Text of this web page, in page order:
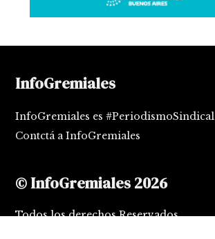
InfoGremiales
InfoGremiales es #PeriodismoSindical
Contctá a InfoGremiales
© InfoGremiales 2026
Todos los derechos Reservados